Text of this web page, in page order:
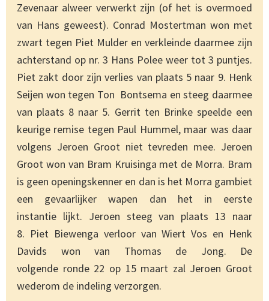
Zevenaar alweer verwerkt zijn (of het is overmoed
van Hans geweest). Conrad Mostertman won met
zwart tegen Piet Mulder en verkleinde daarmee zijn
achterstand op nr. 3 Hans Polee weer tot 3 puntjes.
Piet zakt door zijn verlies van plaats 5 naar 9. Henk
Seijen won tegen Ton Bontsema en steeg daarmee
van plaats 8 naar 5. Gerrit ten Brinke speelde een
keurige remise tegen Paul Hummel, maar was daar
volgens Jeroen Groot niet tevreden mee. Jeroen
Groot won van Bram Kruisinga met de Morra. Bram
is geen openingskenner en dan is het Morra gambiet
een gevaarlijker wapen dan het in eerste
instantie lijkt. Jeroen steeg van plaats 13 naar
8. Piet Biewenga verloor van Wiert Vos en Henk
Davids won van Thomas de Jong. De
volgende ronde 22 op 15 maart zal Jeroen Groot
wederom de indeling verzorgen.